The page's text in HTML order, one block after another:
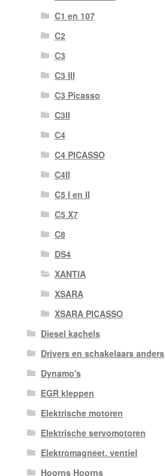
C1 en 107
C2
C3
C3 III
C3 Picasso
C3II
C4
C4 PICASSO
C4II
C5 I en II
C5 X7
C8
DS4
XANTIA
XSARA
XSARA PICASSO
Diesel kachels
Drivers en schakelaars anders
Dynamo's
EGR kleppen
Elektrische motoren
Elektrische servomotoren
Elektromagneet. ventiel
Hoorns Hoorns